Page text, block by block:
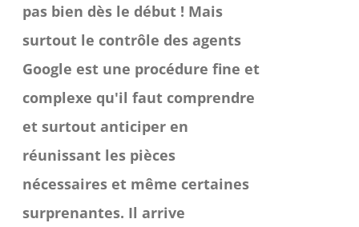
pas bien dès le début ! Mais
surtout le contrôle des agents
Google est une procédure fine et
complexe qu'il faut comprendre
et surtout anticiper en
réunissant les pièces
nécessaires et même certaines
surprenantes. Il arrive